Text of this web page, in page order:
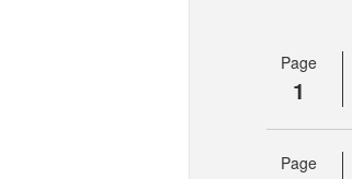
Page
1
Page